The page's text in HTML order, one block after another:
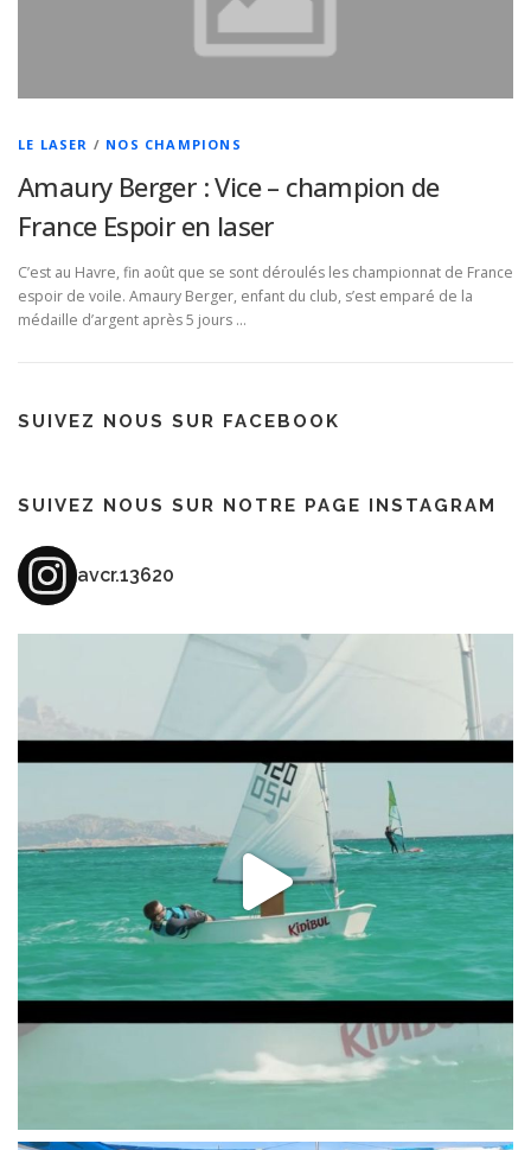
LE LASER / NOS CHAMPIONS
Amaury Berger : Vice – champion de
France Espoir en laser
C’est au Havre, fin août que se sont déroulés les championnat de France
espoir de voile. Amaury Berger, enfant du club, s’est emparé de la
médaille d’argent après 5 jours …
SUIVEZ NOUS SUR FACEBOOK
SUIVEZ NOUS SUR NOTRE PAGE INSTAGRAM
avcr.13620